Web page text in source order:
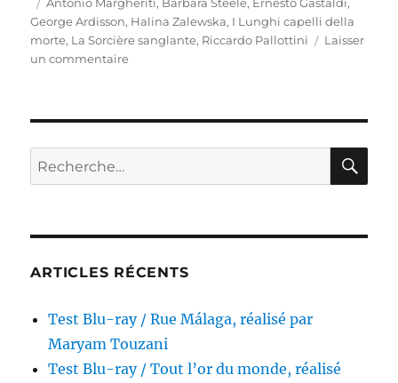
Antonio Margheriti, Barbara Steele, Ernesto Gastaldi,
George Ardisson, Halina Zalewska, I Lunghi capelli della
morte, La Sorcière sanglante, Riccardo Pallottini
Laisser
un commentairesur
La
sanglante,
Margheriti
Recherche
pour :
ARTICLES RÉCENTS
Test Blu-ray / Rue Málaga, réalisé par
Maryam Touzani
Test Blu-ray / Tout l’or du monde, réalisé